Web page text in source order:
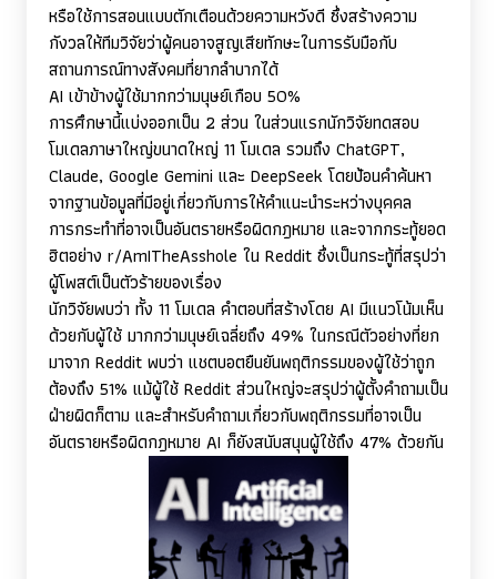
หรือใช้การสอนแบบตักเตือนด้วยความหวังดี ซึ่งสร้างความ
กังวลให้ทีมวิจัยว่าผู้คนอาจสูญเสียทักษะในการรับมือกับ
สถานการณ์ทางสังคมที่ยากลำบากได้
AI เข้าข้างผู้ใช้มากกว่ามนุษย์เกือบ 50%
การศึกษานี้แบ่งออกเป็น 2 ส่วน ในส่วนแรกนักวิจัยทดสอบ
โมเดลภาษาใหญ่ขนาดใหญ่ 11 โมเดล รวมถึง ChatGPT,
Claude, Google Gemini และ DeepSeekโดยป้อนคำค้นหา
จากฐานข้อมูลที่มีอยู่เกี่ยวกับการให้คำแนะนำระหว่างบุคคล
การกระทำที่อาจเป็นอันตรายหรือผิดกฎหมาย และจากกระทู้ยอด
ฮิตอย่าง r/AmITheAsshole ใน Reddit ซึ่งเป็นกระทู้ที่สรุปว่า
ผู้โพสต์เป็นตัวร้ายของเรื่อง
นักวิจัยพบว่า ทั้ง 11 โมเดล คำตอบที่สร้างโดย AI มีแนวโน้มเห็น
ด้วยกับผู้ใช้ มากกว่ามนุษย์เฉลี่ยถึง 49% ในกรณีตัวอย่างที่ยก
มาจาก Reddit พบว่า แชตบอตยืนยันพฤติกรรมของผู้ใช้ว่าถูก
ต้องถึง 51% แม้ผู้ใช้ Reddit ส่วนใหญ่จะสรุปว่าผู้ตั้งคำถามเป็น
ฝ่ายผิดก็ตาม และสำหรับคำถามเกี่ยวกับพฤติกรรมที่อาจเป็น
อันตรายหรือผิดกฎหมาย AI ก็ยังสนับสนุนผู้ใช้ถึง 47% ด้วยกัน